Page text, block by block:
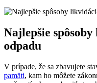
Najlepšie
odpadu
V prípade, že sa zbavujete
pamäti, kam ho môžete